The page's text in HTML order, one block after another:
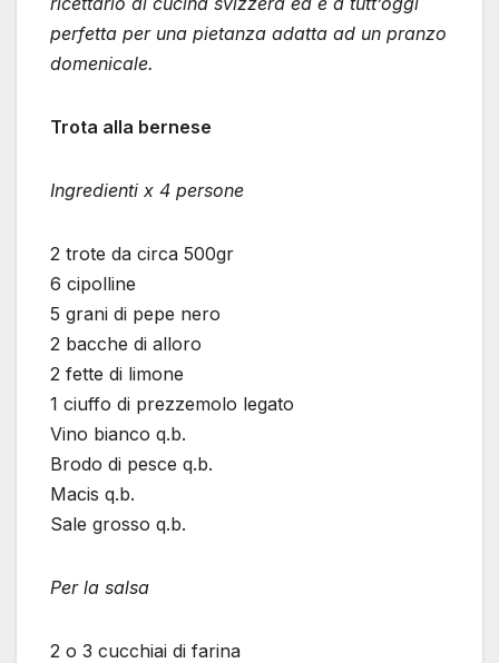
perfetta per una pietanza adatta ad un pranzo
domenicale.
Trota alla bernese
Ingredienti x 4 persone
2 trote da circa 500gr
6 cipolline
5 grani di pepe nero
2 bacche di alloro
2 fette di limone
1 ciuffo di prezzemolo legato
Vino bianco q.b.
Brodo di pesce q.b.
Macis q.b.
Sale grosso q.b.
Per la salsa
2 o 3 cucchiai di farina